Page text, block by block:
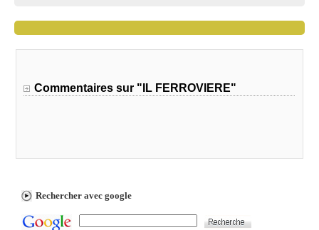
Commentaires sur "IL FERROVIERE"
Rechercher avec google